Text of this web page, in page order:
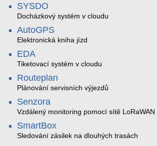
SYSDO
Docházkový systém v cloudu
AutoGPS
Elektronická kniha jízd
EDA
Tiketovací systém v cloudu
Routeplan
Plánování servisních výjezdů
Senzora
Vzdálený monitoring pomocí sítě LoRaWAN
SmartBox
Sledování zásilek na dlouhých trasách